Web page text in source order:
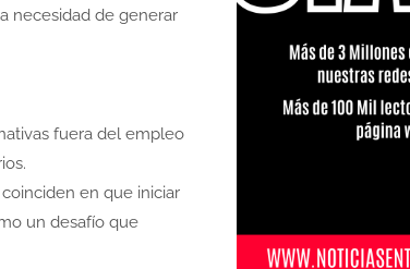
necesidad de generar
fuera del empleo
en que iniciar
un desafío que